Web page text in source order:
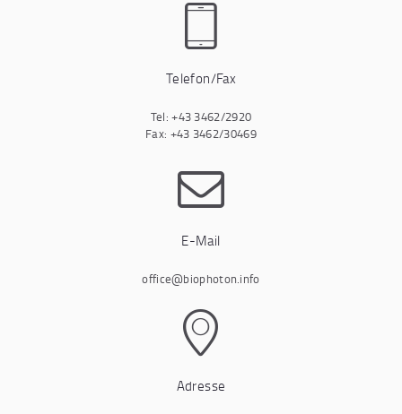
Telefon/Fax
Tel: +43 3462/2920
Fax: +43 3462/30469
E-Mail
office@biophoton.info
Adresse